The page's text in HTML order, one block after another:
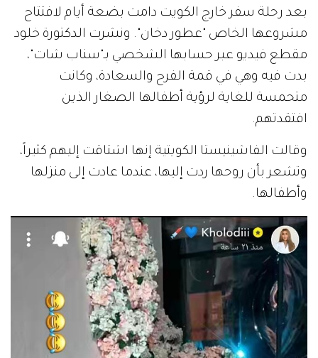
بعد رحلة سفر خارج الكويت دامت بضعة أيام لافتتاح
مشروعها الخاص "عطور دخان". ونشرت الدكتورة خلود
مقطع فيديو عبر حسابها الشخصي بـ"سناب شات"،
بدت فيه وهي في قمة الفرح والسعادة، وكانت
متحمسة للغاية لرؤية أطفالها الصغار الذين
افتقدتهم.
وقالت الفاشينيستا الكويتية إنها اشتاقت إليهم كثيراً،
وتشعر بأن روحها ردت إليها، عندما عادت إلى منزلها
وأطفالها.